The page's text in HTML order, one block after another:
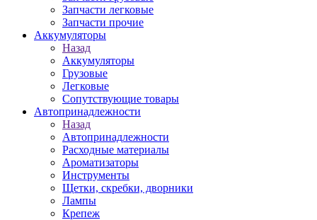
Запчасти легковые
Запчасти прочие
Аккумуляторы
Назад
Аккумуляторы
Грузовые
Легковые
Сопутствующие товары
Автопринадлежности
Назад
Автопринадлежности
Расходные материалы
Ароматизаторы
Инструменты
Щетки, скребки, дворники
Лампы
Крепеж